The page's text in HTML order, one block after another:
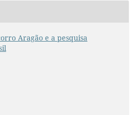
Aragão e a pesquisa